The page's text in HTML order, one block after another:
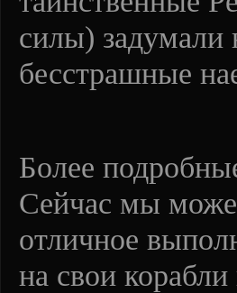
силы) задумали
бесстрашные
Более
Сейчас мы
отличное
на свои